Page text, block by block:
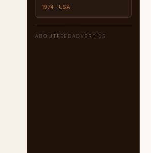
1974 · USA
ABOUT FEED ADVERTISE